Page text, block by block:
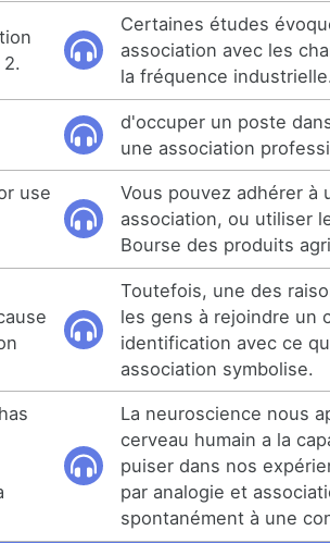
Certaines études
association avec les
la fréquence
d'occuper un poste
une association
use
Vous pouvez adhérer à
association, ou utiliser
Bourse des produits
Toutefois, une des
les gens à rejoindre un
identification avec ce
association symbolise.
La neuroscience nous
cerveau humain a la
puiser dans nos
par analogie et
spontanément à une